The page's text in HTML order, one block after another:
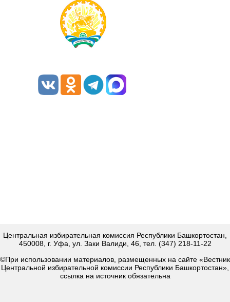
Центральная избирательная комиссия Республики Башкортостан,
450008, г. Уфа, ул. Заки Валиди, 46, тел. (347) 218-11-22
©При использовании материалов, размещенных на сайте «Вестник
Центральной избирательной комиссии Республики Башкортостан»,
ссылка на источник обязательна